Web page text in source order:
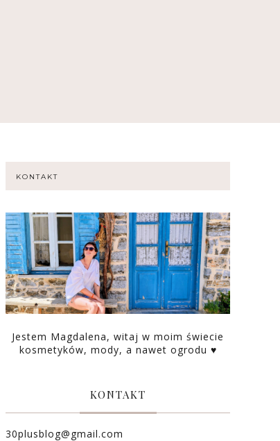
KONTAKT
Jestem Magdalena, witaj w moim świecie
kosmetyków, mody, a nawet ogrodu ♥
KONTAKT
30plusblog@gmail.com